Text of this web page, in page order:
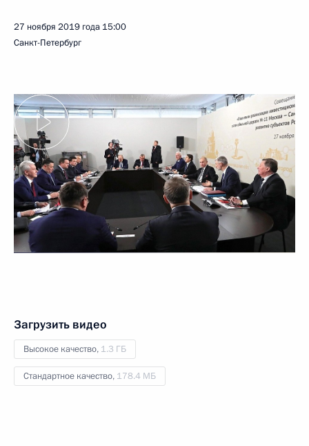
27 ноября 2019 года 15:00
Санкт-Петербург
Загрузить видео
Высокое качество, 1.3 ГБ
Стандартное качество, 178.4 МБ